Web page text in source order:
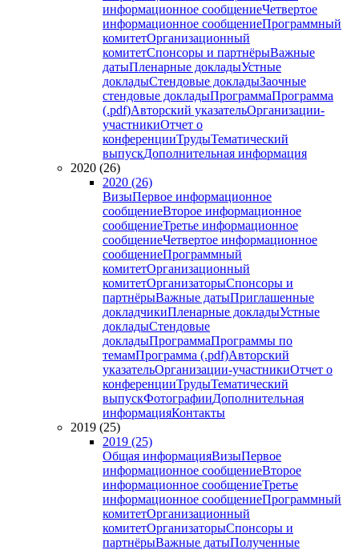
информационное сообщениеЧетвертое
информационное сообщениеПрограммный
комитетОрганизационный
комитетСпонсоры и партнёрыВажные
датыПленарные докладыУстные
докладыСтендовые докладыЗаочные
стендовые докладыПрограммаПрограмма
(.pdf)Авторский указательОрганизации-
участникиОтчет о
конференцииТрудыТематический
выпускДополнительная информация
2020 (26)
2020 (26)
ВизыПервое информационное
сообщениеВторое информационное
сообщениеТретье информационное
сообщениеЧетвертое информационное
сообщениеПрограммный
комитетОрганизационный
комитетОрганизаторыСпонсоры и
партнёрыВажные датыПриглашенные
докладчикиПленарные докладыУстные
докладыСтендовые
докладыПрограммаПрограммы по
темамПрограмма (.pdf)Авторский
указательОрганизации-участникиОтчет о
конференцииТрудыТематический
выпускФотографииДополнительная
информацияКонтакты
2019 (25)
2019 (25)
Общая информацияВизыПервое
информационное сообщениеВторое
информационное сообщениеТретье
информационное сообщениеПрограммный
комитетОрганизационный
комитетОрганизаторыСпонсоры и
партнёрыВажные датыПолученные